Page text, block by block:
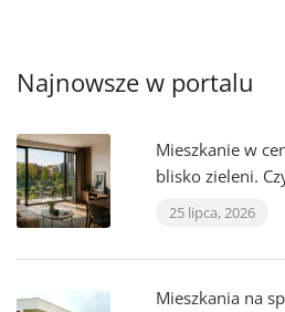
Najnowsze w portalu
Mieszkanie w
blisko zieleni.
25 lipca, 2026
Mieszkania na